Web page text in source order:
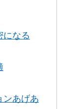
になる
ンあげあ